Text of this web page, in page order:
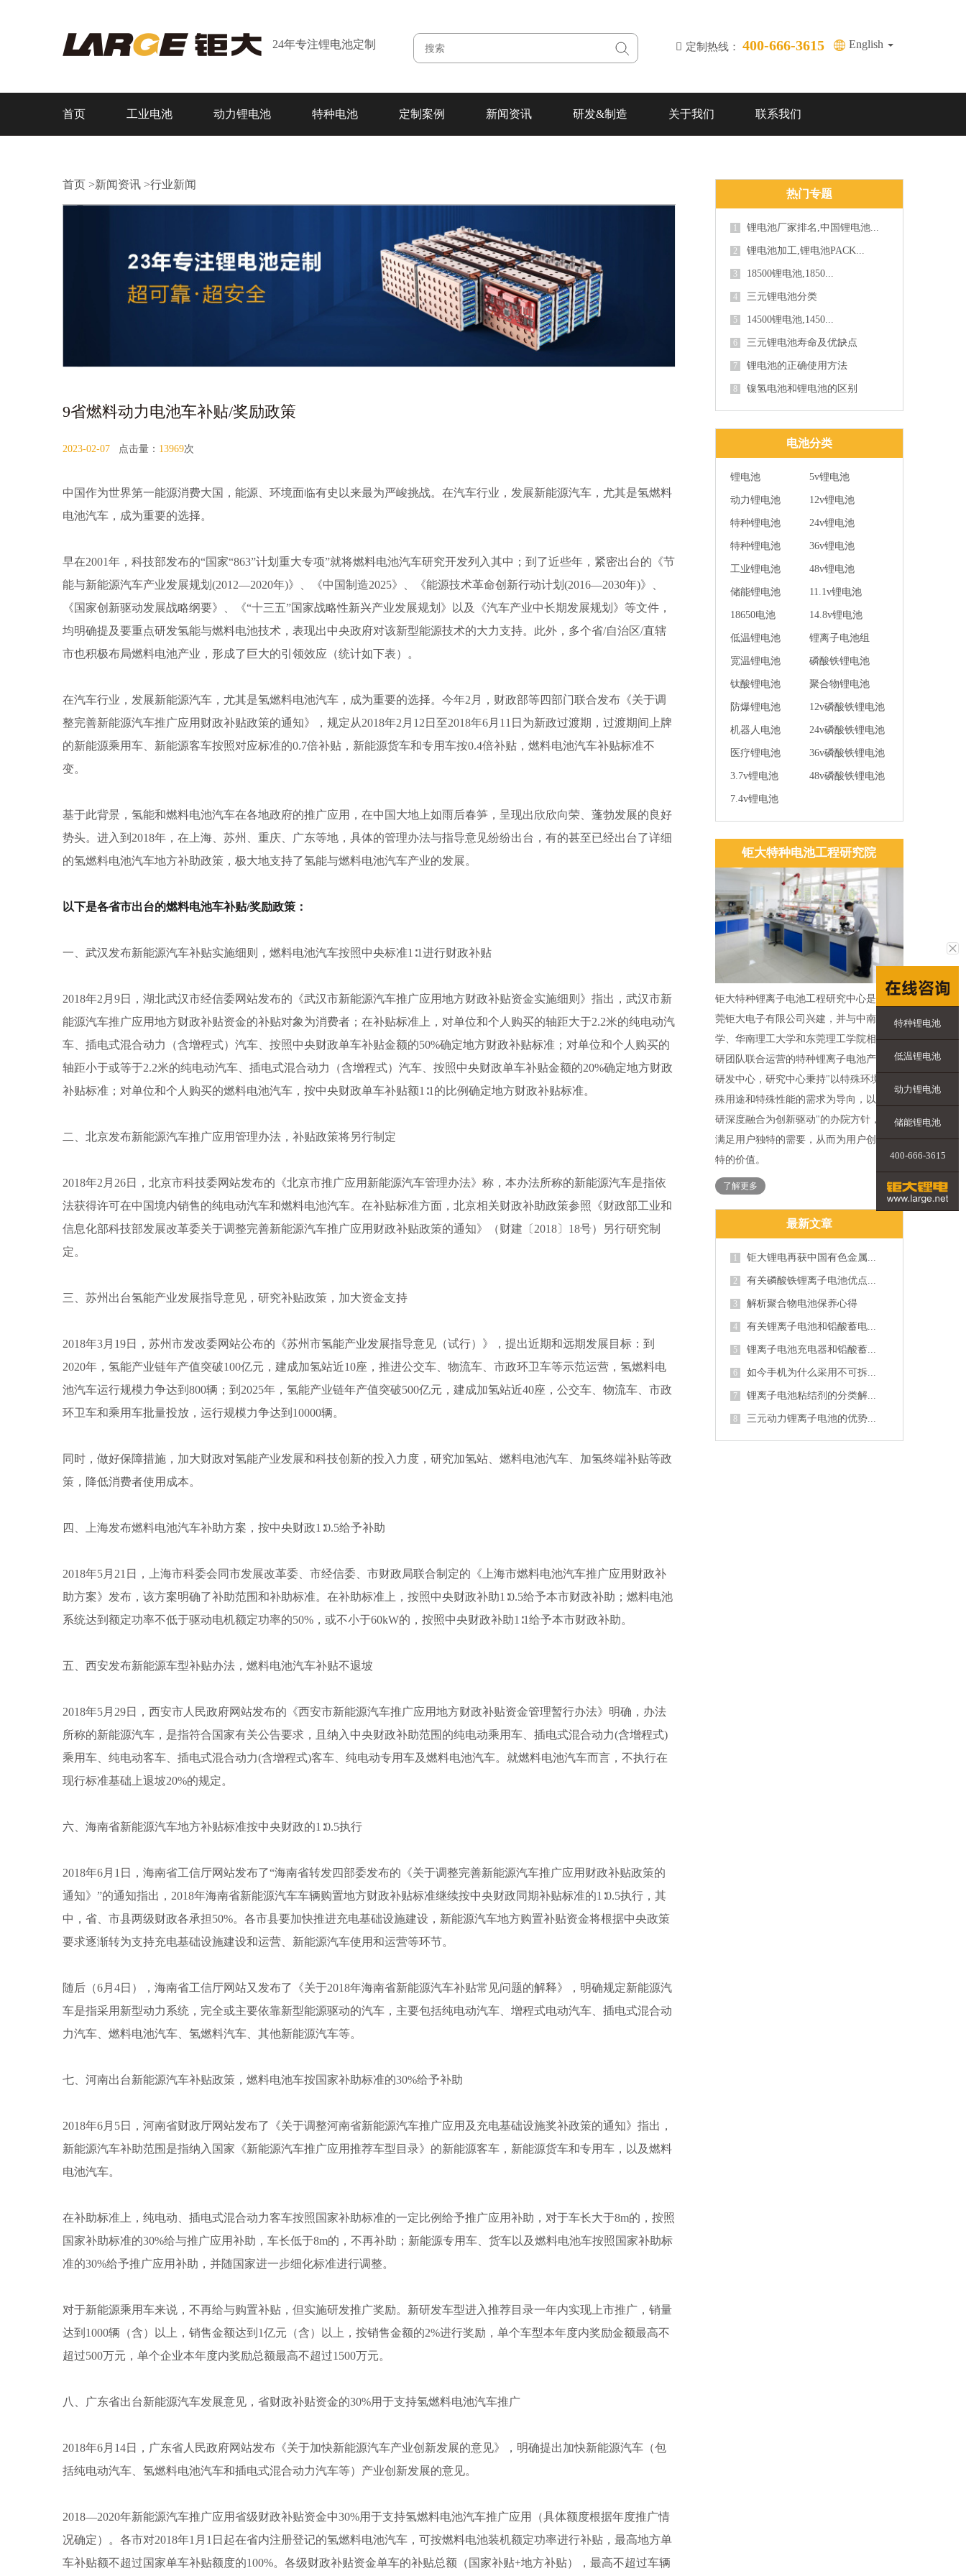
24年专注锂电池定制 定制热线： 400-666-3615 English
首页 工业电池 动力锂电池 特种电池 定制案例 新闻资讯 研发&制造 关于我们 联系我们
首页 >新闻资讯 >行业新闻
9省燃料动力电池车补贴/奖励政策
2023-02-07 点击量： 13969次
中国作为世界第一能源消费大国，能源、环境面临有史以来最为严峻挑战。在汽车行业，发展新能源汽车，尤其是氢燃料
电池汽车，成为重要的选择。
早在2001年，科技部发布的“国家“863”计划重大专项”就将燃料电池汽车研究开发列入其中；到了近些年，紧密出台的《节
能与新能源汽车产业发展规划(2012—2020年)》、《中国制造2025》、《能源技术革命创新行动计划(2016—2030年)》、
《国家创新驱动发展战略纲要》、《“十三五”国家战略性新兴产业发展规划》以及《汽车产业中长期发展规划》等文件，
均明确提及要重点研发氢能与燃料电池技术，表现出中央政府对该新型能源技术的大力支持。此外，多个省/自治区/直辖
市也积极布局燃料电池产业，形成了巨大的引领效应（统计如下表）。
在汽车行业，发展新能源汽车，尤其是氢燃料电池汽车，成为重要的选择。今年2月，财政部等四部门联合发布《关于调
整完善新能源汽车推广应用财政补贴政策的通知》，规定从2018年2月12日至2018年6月11日为新政过渡期，过渡期间上牌
的新能源乘用车、新能源客车按照对应标准的0.7倍补贴，新能源货车和专用车按0.4倍补贴，燃料电池汽车补贴标准不
变。
基于此背景，氢能和燃料电池汽车在各地政府的推广应用，在中国大地上如雨后春笋，呈现出欣欣向荣、蓬勃发展的良好
势头。进入到2018年，在上海、苏州、重庆、广东等地，具体的管理办法与指导意见纷纷出台，有的甚至已经出台了详细
的氢燃料电池汽车地方补助政策，极大地支持了氢能与燃料电池汽车产业的发展。
以下是各省市出台的燃料电池车补贴/奖励政策：
一、武汉发布新能源汽车补贴实施细则，燃料电池汽车按照中央标准1∶1进行财政补贴
2018年2月9日，湖北武汉市经信委网站发布的《武汉市新能源汽车推广应用地方财政补贴资金实施细则》指出，武汉市新
能源汽车推广应用地方财政补贴资金的补贴对象为消费者；在补贴标准上，对单位和个人购买的轴距大于2.2米的纯电动汽
车、插电式混合动力（含增程式）汽车、按照中央财政单车补贴金额的50%确定地方财政补贴标准；对单位和个人购买的
轴距小于或等于2.2米的纯电动汽车、插电式混合动力（含增程式）汽车、按照中央财政单车补贴金额的20%确定地方财政
补贴标准；对单位和个人购买的燃料电池汽车，按中央财政单车补贴额1∶1的比例确定地方财政补贴标准。
二、北京发布新能源汽车推广应用管理办法，补贴政策将另行制定
2018年2月26日，北京市科技委网站发布的《北京市推广应用新能源汽车管理办法》称，本办法所称的新能源汽车是指依
法获得许可在中国境内销售的纯电动汽车和燃料电池汽车。在补贴标准方面，北京相关财政补助政策参照《财政部工业和
信息化部科技部发展改革委关于调整完善新能源汽车推广应用财政补贴政策的通知》（财建〔2018〕18号）另行研究制
定。
三、苏州出台氢能产业发展指导意见，研究补贴政策，加大资金支持
2018年3月19日，苏州市发改委网站公布的《苏州市氢能产业发展指导意见（试行）》，提出近期和远期发展目标：到
2020年，氢能产业链年产值突破100亿元，建成加氢站近10座，推进公交车、物流车、市政环卫车等示范运营，氢燃料电
池汽车运行规模力争达到800辆；到2025年，氢能产业链年产值突破500亿元，建成加氢站近40座，公交车、物流车、市政
环卫车和乘用车批量投放，运行规模力争达到10000辆。
同时，做好保障措施，加大财政对氢能产业发展和科技创新的投入力度，研究加氢站、燃料电池汽车、加氢终端补贴等政
策，降低消费者使用成本。
四、上海发布燃料电池汽车补助方案，按中央财政1∶0.5给予补助
2018年5月21日，上海市科委会同市发展改革委、市经信委、市财政局联合制定的《上海市燃料电池汽车推广应用财政补
助方案》发布，该方案明确了补助范围和补助标准。在补助标准上，按照中央财政补助1∶0.5给予本市财政补助；燃料电池
系统达到额定功率不低于驱动电机额定功率的50%，或不小于60kW的，按照中央财政补助1∶1给予本市财政补助。
五、西安发布新能源车型补贴办法，燃料电池汽车补贴不退坡
2018年5月29日，西安市人民政府网站发布的《西安市新能源汽车推广应用地方财政补贴资金管理暂行办法》明确，办法
所称的新能源汽车，是指符合国家有关公告要求，且纳入中央财政补助范围的纯电动乘用车、插电式混合动力(含增程式)
乘用车、纯电动客车、插电式混合动力(含增程式)客车、纯电动专用车及燃料电池汽车。就燃料电池汽车而言，不执行在
现行标准基础上退坡20%的规定。
六、海南省新能源汽车地方补贴标准按中央财政的1∶0.5执行
2018年6月1日，海南省工信厅网站发布了“海南省转发四部委发布的《关于调整完善新能源汽车推广应用财政补贴政策的
通知》”的通知指出，2018年海南省新能源汽车车辆购置地方财政补贴标准继续按中央财政同期补贴标准的1∶0.5执行，其
中，省、市县两级财政各承担50%。各市县要加快推进充电基础设施建设，新能源汽车地方购置补贴资金将根据中央政策
要求逐渐转为支持充电基础设施建设和运营、新能源汽车使用和运营等环节。
随后（6月4日），海南省工信厅网站又发布了《关于2018年海南省新能源汽车补贴常见问题的解释》，明确规定新能源汽
车是指采用新型动力系统，完全或主要依靠新型能源驱动的汽车，主要包括纯电动汽车、增程式电动汽车、插电式混合动
力汽车、燃料电池汽车、氢燃料汽车、其他新能源汽车等。
七、河南出台新能源汽车补贴政策，燃料电池车按国家补助标准的30%给予补助
2018年6月5日，河南省财政厅网站发布了《关于调整河南省新能源汽车推广应用及充电基础设施奖补政策的通知》指出，
新能源汽车补助范围是指纳入国家《新能源汽车推广应用推荐车型目录》的新能源客车，新能源货车和专用车，以及燃料
电池汽车。
在补助标准上，纯电动、插电式混合动力客车按照国家补助标准的一定比例给予推广应用补助，对于车长大于8m的，按照
国家补助标准的30%给与推广应用补助，车长低于8m的，不再补助；新能源专用车、货车以及燃料电池车按照国家补助标
准的30%给予推广应用补助，并随国家进一步细化标准进行调整。
对于新能源乘用车来说，不再给与购置补贴，但实施研发推广奖励。新研发车型进入推荐目录一年内实现上市推广，销量
达到1000辆（含）以上，销售金额达到1亿元（含）以上，按销售金额的2%进行奖励，单个车型本年度内奖励金额最高不
超过500万元，单个企业本年度内奖励总额最高不超过1500万元。
八、广东省出台新能源汽车发展意见，省财政补贴资金的30%用于支持氢燃料电池汽车推广
2018年6月14日，广东省人民政府网站发布《关于加快新能源汽车产业创新发展的意见》，明确提出加快新能源汽车（包
括纯电动汽车、氢燃料电池汽车和插电式混合动力汽车等）产业创新发展的意见。
2018—2020年新能源汽车推广应用省级财政补贴资金中30%用于支持氢燃料电池汽车推广应用（具体额度根据年度推广情
况确定）。各市对2018年1月1日起在省内注册登记的氢燃料电池汽车，可按燃料电池装机额定功率进行补贴，最高地方单
车补贴额不超过国家单车补贴额度的100%。各级财政补贴资金单车的补贴总额（国家补贴+地方补贴），最高不超过车辆
热门专题
1 锂电池厂家排名,中国锂电池...
2 锂电池加工,锂电池PACK...
3 18500锂电池,1850...
4 三元锂电池分类
5 14500锂电池,1450...
6 三元锂电池寿命及优缺点
7 锂电池的正确使用方法
8 镍氢电池和锂电池的区别
电池分类
锂电池 5v锂电池
动力锂电池 12v锂电池
特种锂电池 24v锂电池
特种锂电池 36v锂电池
工业锂电池 48v锂电池
储能锂电池 11.1v锂电池
18650电池 14.8v锂电池
低温锂电池 锂离子电池组
宽温锂电池 磷酸铁锂电池
钛酸锂电池 聚合物锂电池
防爆锂电池 12v磷酸铁锂电池
机器人电池 24v磷酸铁锂电池
医疗锂电池 36v磷酸铁锂电池
3.7v锂电池 48v磷酸铁锂电池
7.4v锂电池
钜大特种电池工程研究院
钜大特种锂离子电池工程研究中心是由东
莞钜大电子有限公司兴建，并与中南大
学、华南理工大学和东莞理工学院相关科
研团队联合运营的特种锂离子电池产业化
研发中心，研究中心秉持"以特殊环境、特
殊用途和特殊性能的需求为导向，以产学
研深度融合为创新驱动"的办院方针，力求
满足用户独特的需要，从而为用户创造独
特的价值。
了解更多
最新文章
1 钜大锂电再获中国有色金属...
2 有关磷酸铁锂离子电池优点...
3 解析聚合物电池保养心得
4 有关锂离子电池和铅酸蓄电...
5 锂离子电池充电器和铅酸蓄...
6 如今手机为什么采用不可拆...
7 锂离子电池粘结剂的分类解...
8 三元动力锂离子电池的优势...
特种锂电池
低温锂电池
动力锂电池
储能锂电池
400-666-3615